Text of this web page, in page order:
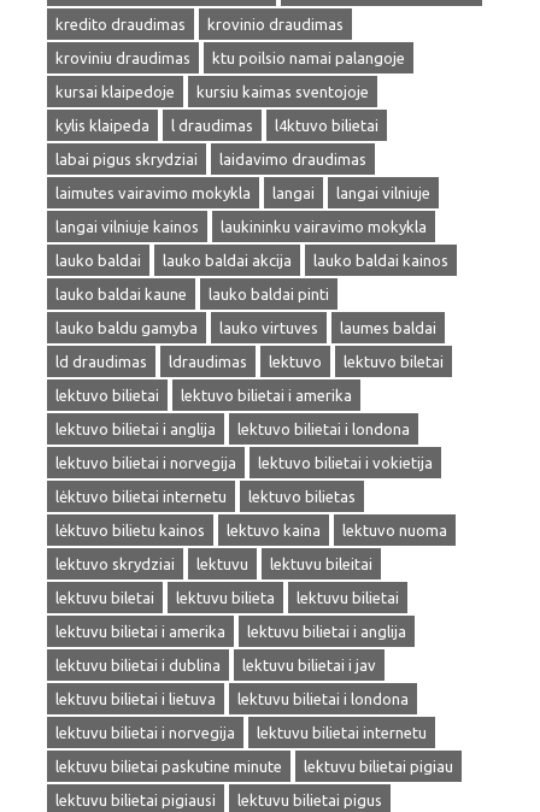
kredito draudimas
krovinio draudimas
kroviniu draudimas
ktu poilsio namai palangoje
kursai klaipedoje
kursiu kaimas sventojoje
kylis klaipeda
l draudimas
l4ktuvo bilietai
labai pigus skrydziai
laidavimo draudimas
laimutes vairavimo mokykla
langai
langai vilniuje
langai vilniuje kainos
laukininku vairavimo mokykla
lauko baldai
lauko baldai akcija
lauko baldai kainos
lauko baldai kaune
lauko baldai pinti
lauko baldu gamyba
lauko virtuves
laumes baldai
ld draudimas
ldraudimas lektuvo
lektuvo biletai
lektuvo bilietai
lektuvo bilietai i amerika
lektuvo bilietai i anglija
lektuvo bilietai i londona
lektuvo bilietai i norvegija
lektuvo bilietai i vokietija
lėktuvo bilietai internetu
lektuvo bilietas
lėktuvo bilietu kainos
lektuvo kaina
lektuvo nuoma
lektuvo skrydziai
lektuvu
lektuvu bileitai
lektuvu biletai
lektuvu bilieta
lektuvu bilietai
lektuvu bilietai i amerika
lektuvu bilietai i anglija
lektuvu bilietai i dublina
lektuvu bilietai i jav
lektuvu bilietai i lietuva
lektuvu bilietai i londona
lektuvu bilietai i norvegija
lektuvu bilietai internetu
lektuvu bilietai paskutine minute
lektuvu bilietai pigiau
lektuvu bilietai pigiausi
lektuvu bilietai pigus